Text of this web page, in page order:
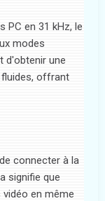
PC en 31 kHz, le
modes
d'obtenir une
offrant
connecter à la
signifie que
en même